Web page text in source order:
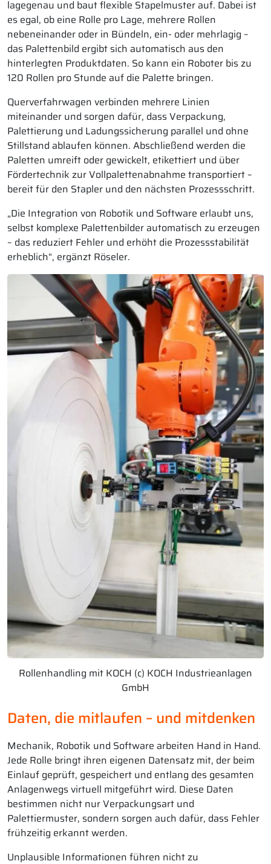
lagegenau und baut flexible Stapelmuster auf. Dabei ist
es egal, ob eine Rolle pro Lage, mehrere Rollen
nebeneinander oder in Bündeln, ein- oder mehrlagig –
das Palettenbild ergibt sich automatisch aus den
hinterlegten Produktdaten. So kann ein Roboter bis zu
120 Rollen pro Stunde auf die Palette bringen.
Querverfahrwagen verbinden mehrere Linien
miteinander und sorgen dafür, dass Verpackung,
Palettierung und Ladungssicherung parallel und ohne
Stillstand ablaufen können. Abschließend werden die
Paletten umreift oder gewickelt, etikettiert und über
Fördertechnik zur Vollpalettenabnahme transportiert –
bereit für den Stapler und den nächsten Prozessschritt.
„Die Integration von Robotik und Software erlaubt uns,
selbst komplexe Palettenbilder automatisch zu erzeugen
– das reduziert Fehler und erhöht die Prozessstabilität
erheblich“, ergänzt Röseler.
Rollenhandling mit KOCH (c) KOCH Industrieanlagen
GmbH
Daten, die mitlaufen – und mitdenken
Mechanik, Robotik und Software arbeiten Hand in Hand.
Jede Rolle bringt ihren eigenen Datensatz mit, der beim
Einlauf geprüft, gespeichert und entlang des gesamten
Anlagenwegs virtuell mitgeführt wird. Diese Daten
bestimmen nicht nur Verpackungsart und
Palettiermuster, sondern sorgen auch dafür, dass Fehler
frühzeitig erkannt werden.
Unplausible Informationen führen nicht zu